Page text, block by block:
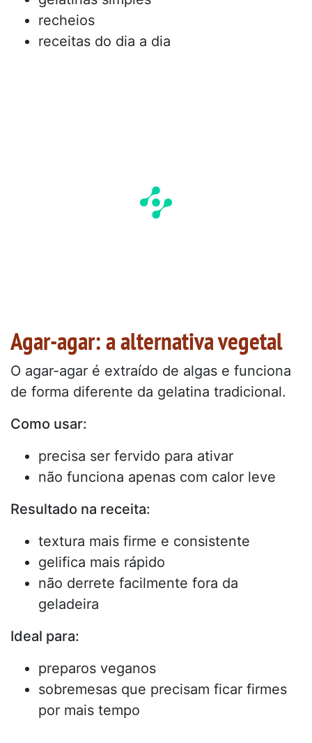
recheios
receitas do dia a dia
Agar-agar: a alternativa vegetal
O agar-agar é extraído de algas e funciona
de forma diferente da gelatina tradicional.
Como usar:
precisa ser fervido para ativar
não funciona apenas com calor leve
Resultado na receita:
textura mais firme e consistente
gelifica mais rápido
não derrete facilmente fora da
geladeira
Ideal para:
preparos veganos
sobremesas que precisam ficar firmes
por mais tempo